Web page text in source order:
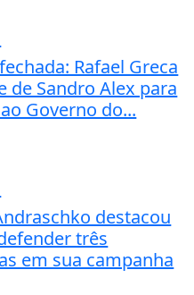
Rafael Greca
de Sandro Alex para
Governo do...
destacou
três
em sua campanha